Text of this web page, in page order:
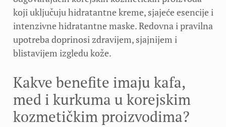
koji uključuju hidratantne kreme, sjajeće esencije i
intenzivne hidratantne maske. Redovna i pravilna
upotreba doprinosi zdravijem, sjajnijem i
blistavijem izgledu kože.
Kakve benefite imaju kafa,
med i kurkuma u korejskim
kozmetičkim proizvodima?